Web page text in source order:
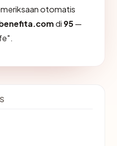
otomatis
di 95—